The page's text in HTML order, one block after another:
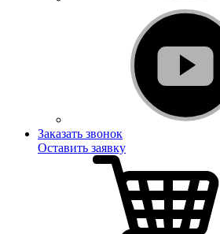
Заказать звонок
Оставить заявку